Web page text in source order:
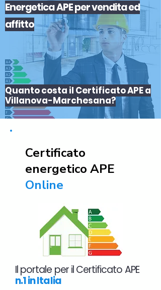
Energetica APEpervenditaed
affitto
Quanto costa il Certificato APE a
Villanova-Marchesana?
Certificato
energetico APE
Online
Il portale per il Certificato APE
n.1 in Italia